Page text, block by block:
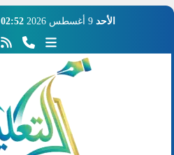
الأحد 9 أغسطس 2026 02:52 صـ